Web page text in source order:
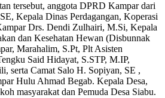
tersebut, anggota DPRD Kampar dari
Kepala Dinas Perdagangan, Koperasi
Drs. Dendi Zulhairi, M.Si, Kepala
dan Kesehatan Hewan (Disbunnak
Marahalim, S.Pt, Plt Asisten
Said Hidayat, S.STP, M.IP,
serta Camat Salo H. Sopiyan, SE ,
Hulu Ahmad Begab. Kepala Desa,
masyarakat dan Pemuda Desa Siabu.